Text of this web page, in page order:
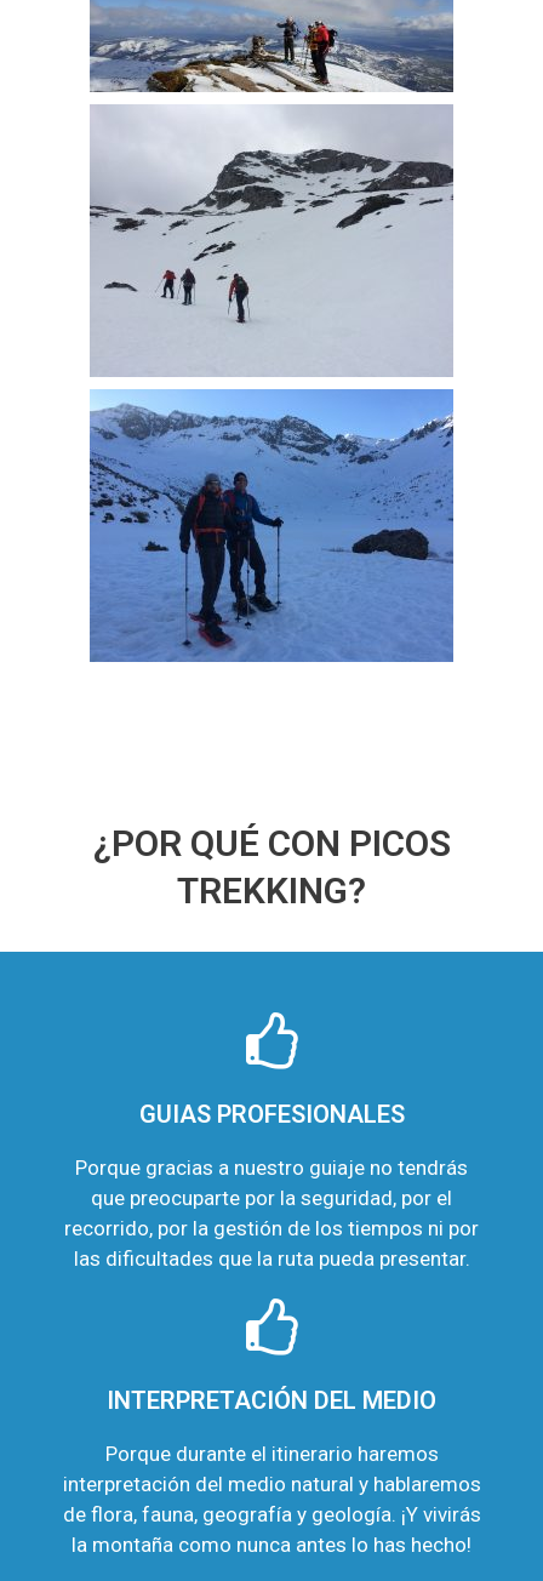
¿POR QUÉ CON PICOS
TREKKING?
GUIAS PROFESIONALES
Porque gracias a nuestro guiaje no tendrás
que preocuparte por la seguridad, por el
recorrido, por la gestión de los tiempos ni por
las dificultades que la ruta pueda presentar.
INTERPRETACIÓN DEL MEDIO
Porque durante el itinerario haremos
interpretación del medio natural y hablaremos
de flora, fauna, geografía y geología. ¡Y vivirás
la montaña como nunca antes lo has hecho!